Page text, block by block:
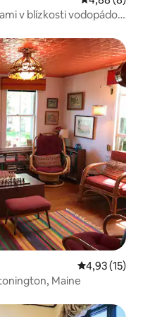
v blízkosti vodopádov
Priemerné
4,93 (15)
Maine